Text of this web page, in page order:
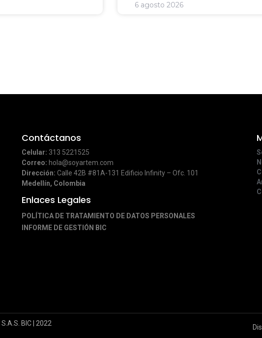
6 agosto 2026
Contáctanos
Celular: 313 5221525
Correo: hola@soyartem.com
Dirección: Calle 42B #81A-131 Edificio Infinity – Ofc. 101
Medellín, Colombia
Enlaces Legales
POLÍTICA DE TRATAMIENTO DE DATOS PERSONALES
INFORME DE GESTIÓN BIC
BIC | 2022